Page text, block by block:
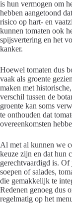
is hun vermogen om
hebben aangetoond
risico op hart- en
kunnen tomaten ook
spijsvertering en het
kanker.
Hoewel tomaten dus
vaak als groente
maken met
verschil tussen de
groente kan soms
te onthouden dat
overeenkomsten
Al met al kunnen we
keuze zijn en dat hun
gerechtvaardigd is.
soepen of salades,
die gemakkelijk te
Redenen genoeg dus
regelmatig op het